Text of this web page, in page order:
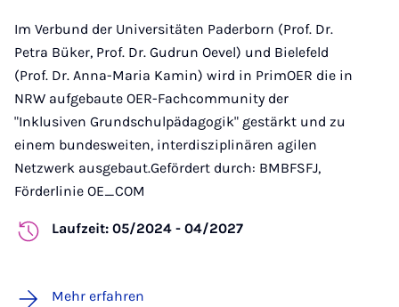
Im Verbund der Universitäten Paderborn (Prof. Dr.
Petra Büker, Prof. Dr. Gudrun Oevel) und Bielefeld
(Prof. Dr. Anna-Maria Kamin) wird in PrimOER die in
NRW aufgebaute OER-Fachcommunity der
"Inklusiven Grundschulpädagogik" gestärkt und zu
einem bundesweiten, interdisziplinären agilen
Netzwerk ausgebaut.Gefördert durch: BMBFSFJ,
Förderlinie OE_COM
Laufzeit: 05/2024 - 04/2027
Mehr erfahren